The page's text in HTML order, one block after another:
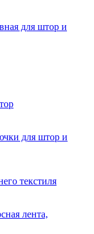
для штор и
для штор и
текстиля
лента,